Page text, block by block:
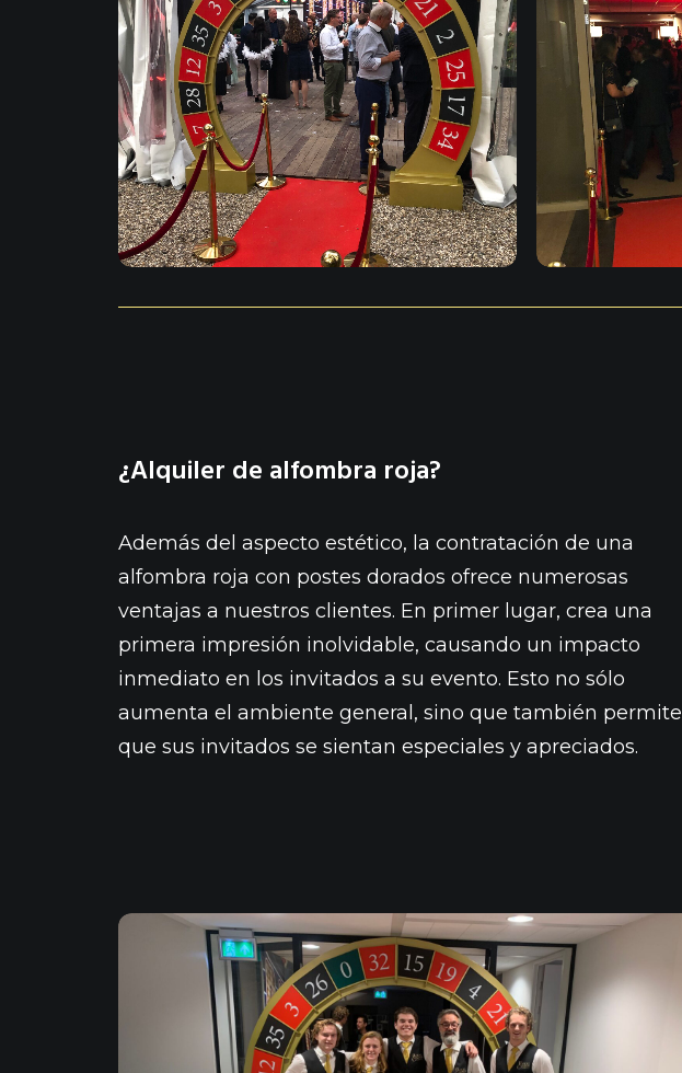
¿Alquiler de alfombra roja?
Además del aspecto estético, la contratación de una
alfombra roja con postes dorados ofrece numerosas
ventajas a nuestros clientes. En primer lugar, crea una
primera impresión inolvidable, causando un impacto
inmediato en los invitados a su evento. Esto no sólo
aumenta el ambiente general, sino que también permite
que sus invitados se sientan especiales y apreciados.